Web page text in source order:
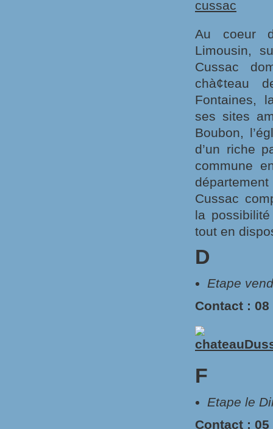
Au coeur
Limousin,
Cussac
chà¢teau
Fontaines,
ses sites
Boubon,
d’un riche
commune
Cussac
la
tout en
D
Etape
Contact : 08
F
Etape le
Contact : 05